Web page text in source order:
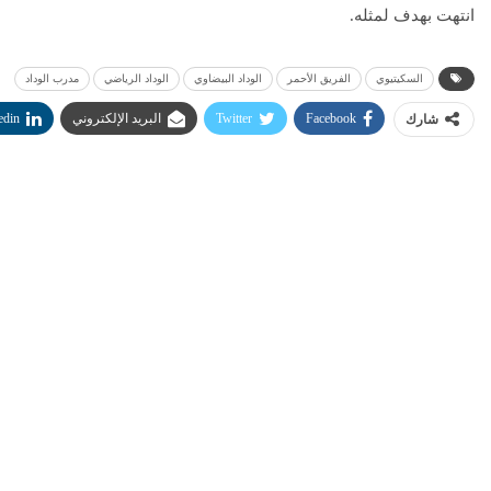
انتهت بهدف لمثله.
السكيتيوي الفريق الأحمر الوداد البيضاوي الوداد الرياضي مدرب الوداد
شارك Facebook
Twitter البريد الإلكتروني